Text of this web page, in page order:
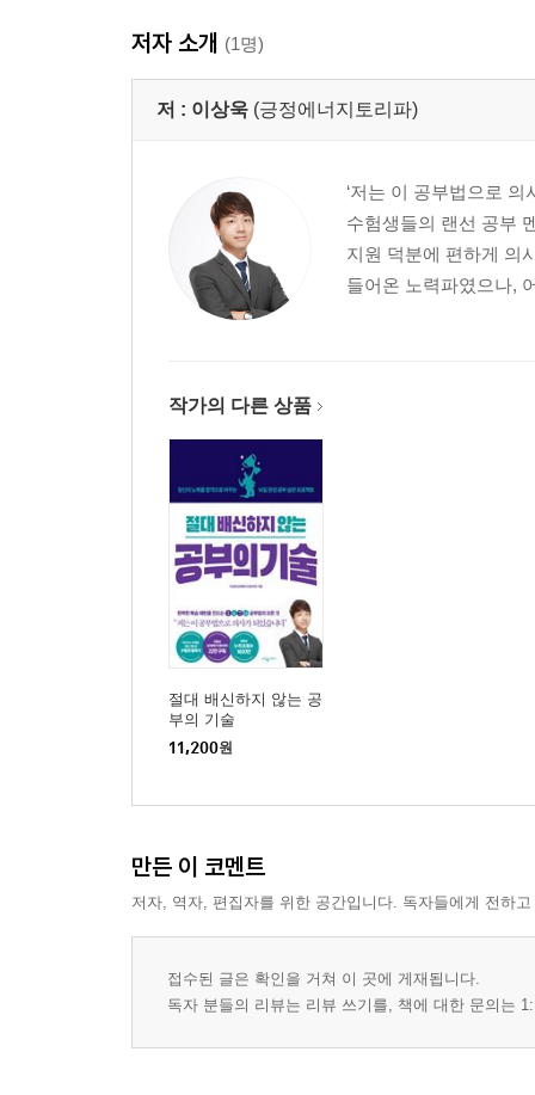
저자 소개 (1명)
저 : 이상욱 (긍정에너지토리파)
‘저는 이 공부법으로
수험생들의 랜선 공부
지원 덕분에 편하게 의
들어온 노력파였으나,
작가의 다른 상품
절대 배신하지 않는 공
부의 기술
11,200원
만든 이 코멘트
저자, 역자, 편집자를 위한 공간입니다. 독자들에게 전하
접수된 글은 확인을 거쳐 이 곳에 게재됩니다.
독자 분들의 리뷰는 리뷰 쓰기를, 책에 대한 문의는